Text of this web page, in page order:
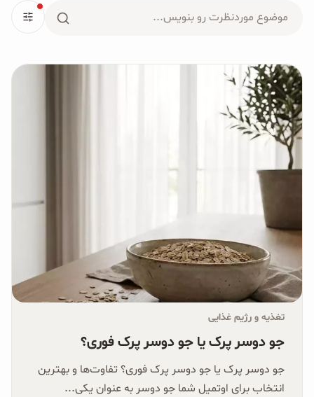
محصولات جو دوسر
پودر کیک جو دوسر
شیرین کننده های طبیعی
دانه چیا
چاشنی‌ها و سرکه‌‌ها
زیتون و روغن زیتون
رایس کیک
غلات و دانه‌های سالم
صبحانه و میان وعده
برای:
تغذیه و رژیم غذایی
جو دوسر پرک یا جو دوسر پرک فوری؟
جو دوسر پرک یا جو دوسر پرک فوری؟ تفاوت‌ها و بهترین
انتخاب برای اوتمیل شما جو دوسر به عنوان یکی...